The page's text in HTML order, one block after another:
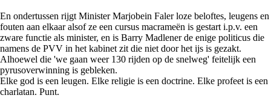
En ondertussen rijgt Minister Marjobein Faler loze beloftes, leugens en
fouten aan elkaar alsof ze een cursus macrameën is gestart i.p.v. een
zware functie als minister, en is Barry Madlener de enige politicus die
namens de PVV in het kabinet zit die niet door het ijs is gezakt.
Alhoewel die 'we gaan weer 130 rijden op de snelweg' feitelijk een
pyrusoverwinning is gebleken.
Elke god is een leugen. Elke religie is een doctrine. Elke profeet is een
charlatan. Punt.